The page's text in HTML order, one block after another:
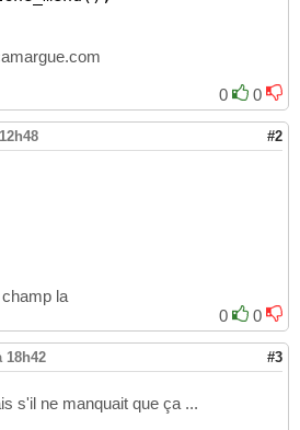
PUBLIC "-//W3C//DTD
www.w3.org/1999/xhtml"
& Costières</title>
language"
content="follow,
0 0
#2
la
0
0
18h42 #3
s'il ne manquait que ça ...